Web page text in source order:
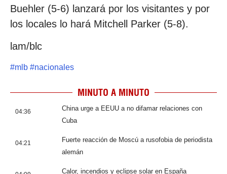
Buehler (5-6) lanzará por los visitantes y por
los locales lo hará Mitchell Parker (5-8).
lam/blc
#mlb #nacionales
MINUTO A MINUTO
04:36
China urge a EEUU a no difamar relaciones con
Cuba
04:21
Fuerte reacción de Moscú a rusofobia de periodista
alemán
Calor, incendios y eclipse solar en España